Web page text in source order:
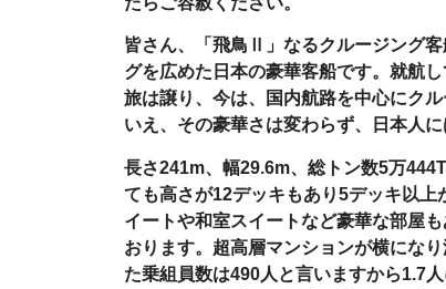
皆さん、「飛鳥Ⅱ」なるクルージング
グを広めた日本の豪華客船です。就航し
旅は譲り、今は、国内航路を中心にク
いえ、その豪華さは変わらず、日本人に
長さ241m、幅29.6m、総トン数5万444T
ても高さが12デッキもあり5デッキ以上
イートや和室スイートなど豪華な部屋も
おります。超高層マンションが横にな
た乗組員数は490人と言いますから1.7